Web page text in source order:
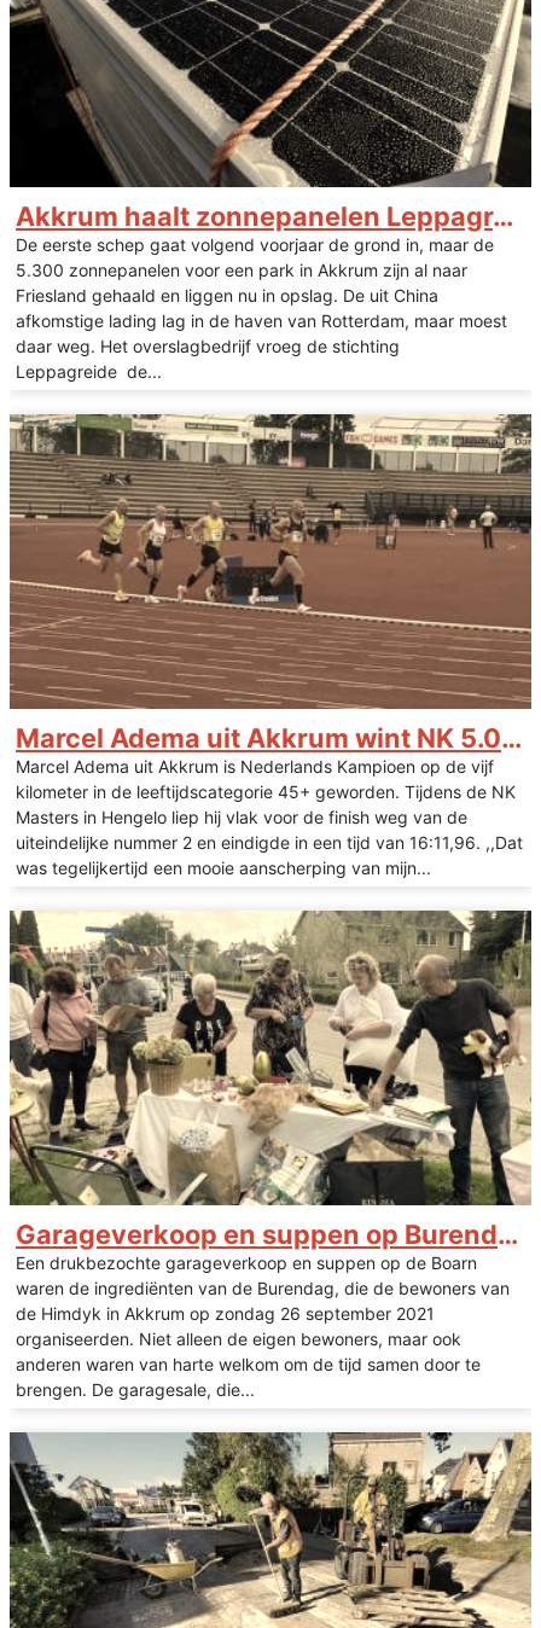
Akkrum haalt zonnepanelen Leppagreide alvast op
De eerste schep gaat volgend voorjaar de grond in, maar de
5.300 zonnepanelen voor een park in Akkrum zijn al naar
Friesland gehaald en liggen nu in opslag. De uit China
afkomstige lading lag in de haven van Rotterdam, maar moest
daar weg. Het overslagbedrijf vroeg de stichting
Leppagreide de...
Marcel Adema uit Akkrum wint NK 5.000 m 45+
Marcel Adema uit Akkrum is Nederlands Kampioen op de vijf
kilometer in de leeftijdscategorie 45+ geworden. Tijdens de NK
Masters in Hengelo liep hij vlak voor de finish weg van de
uiteindelijke nummer 2 en eindigde in een tijd van 16:11,96. ,,Dat
was tegelijkertijd een mooie aanscherping van mijn...
Garageverkoop en suppen op Burendag Himdyk
Een drukbezochte garageverkoop en suppen op de Boarn
waren de ingrediënten van de Burendag, die de bewoners van
de Himdyk in Akkrum op zondag 26 september 2021
organiseerden. Niet alleen de eigen bewoners, maar ook
anderen waren van harte welkom om de tijd samen door te
brengen. De garagesale, die...